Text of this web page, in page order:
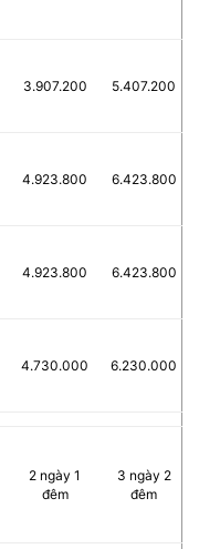
3.907.200 5.407.200
4.923.800 6.423.800
4.923.800 6.423.800
4.730.000 6.230.000
2 ngày 1
đêm
3 ngày 2
đêm